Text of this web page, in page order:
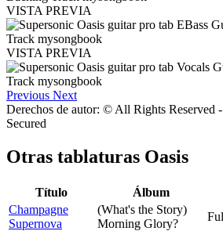
VISTA PREVIA
VISTA PREVIA
Previous Next
Derechos de autor: © All Rights Reserved
Secured
Otras tablaturas Oasis
Título Álbum
Champagne
Supernova
(What's the Story)
Morning Glory?